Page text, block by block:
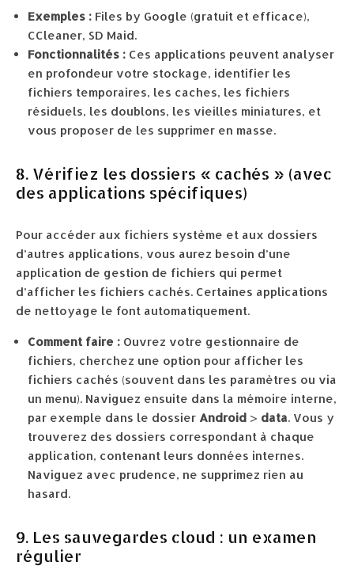
Exemples : Files by Google (gratuit et efficace),
CCleaner, SD Maid.
Fonctionnalités : Ces applications peuvent analyser
en profondeur votre stockage, identifier les
fichiers temporaires, les caches, les fichiers
résiduels, les doublons, les vieilles miniatures, et
vous proposer de les supprimer en masse.
8. Vérifiez les dossiers « cachés » (avec
des applications spécifiques)
Pour accéder aux fichiers système et aux dossiers
d’autres applications, vous aurez besoin d’une
application de gestion de fichiers qui permet
d’afficher les fichiers cachés. Certaines applications
de nettoyage le font automatiquement.
Comment faire : Ouvrez votre gestionnaire de
fichiers, cherchez une option pour afficher les
fichiers cachés (souvent dans les paramètres ou via
un menu). Naviguez ensuite dans la mémoire interne,
par exemple dans le dossier Android > data. Vous y
trouverez des dossiers correspondant à chaque
application, contenant leurs données internes.
Naviguez avec prudence, ne supprimez rien au
hasard.
9. Les sauvegardes cloud : un examen
régulier